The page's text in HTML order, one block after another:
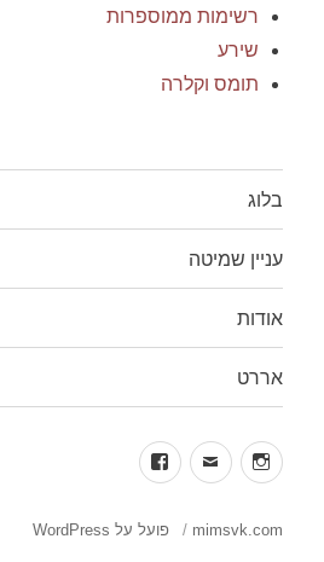
רשימות ממוספרות
שירע
תומס וקלרה
בלוג
עניין שמיטה
אודות
אררט
insta
mail
facebook
mimsvk.com פועל על WordPress